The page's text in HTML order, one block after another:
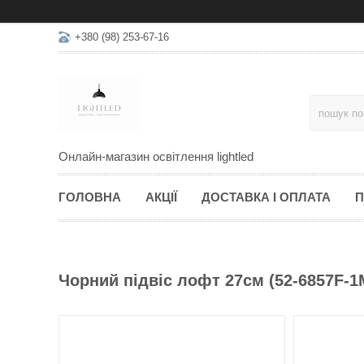
+380 (98) 253-67-16
Онлайн-магазин освітлення lightled
ГОЛОВНА АКЦІЇ ДОСТАВКА І ОПЛАТА
Чорний підвіс лофт 27см (52-6857F-